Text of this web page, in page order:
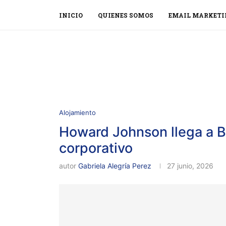
INICIO QUIENES SOMOS EMAIL
Alojamiento
Howard Johnson llega a
corporativo
autor Gabriela Alegría Perez 27 junio, 2026